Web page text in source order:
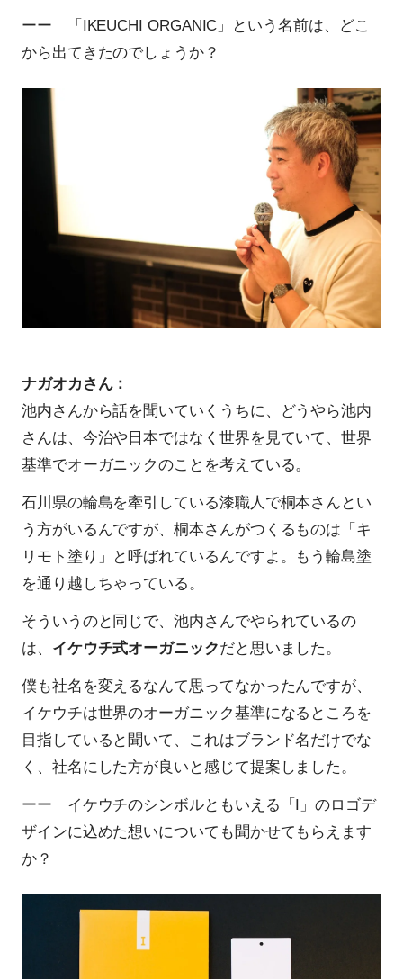
ーー 「IKEUCHI ORGANIC」という名前は、どこ
から出てきたのでしょうか？
ナガオカさん：
池内さんから話を聞いていくうちに、どうやら池内
さんは、今治や日本ではなく世界を見ていて、世界
基準でオーガニックのことを考えている。
石川県の輪島を牽引している漆職人で桐本さんとい
う方がいるんですが、桐本さんがつくるものは「キ
リモト塗り」と呼ばれているんですよ。もう輪島塗
を通り越しちゃっている。
そういうのと同じで、池内さんでやられているの
は、 イケウチ式オーガニックだと思いました。
僕も社名を変えるなんて思ってなかったんですが、
イケウチは世界のオーガニック基準になるところを
目指していると聞いて、これはブランド名だけでな
く、社名にした方が良いと感じて提案しました。
ーー イケウチのシンボルともいえる「I」のロゴデ
ザインに込めた想いについても聞かせてもらえます
か？